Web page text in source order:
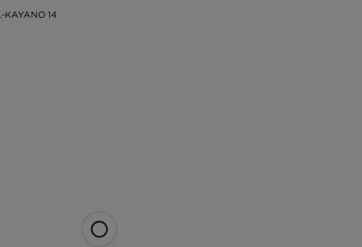
KAYANO 14